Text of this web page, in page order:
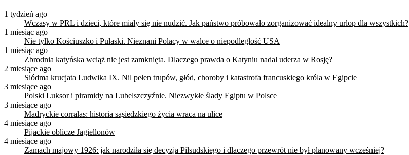
1 tydzień ago
Wczasy w PRL i dzieci, które miały się nie nudzić. Jak państwo próbowało zorganizować idealny urlop dla wszystkich?
1 miesiąc ago
Nie tylko Kościuszko i Pułaski. Nieznani Polacy w walce o niepodległość USA
1 miesiąc ago
Zbrodnia katyńska wciąż nie jest zamknięta. Dlaczego prawda o Katyniu nadal uderza w Rosję?
2 miesiące ago
Siódma krucjata Ludwika IX. Nil pełen trupów, głód, choroby i katastrofa francuskiego króla w Egipcie
3 miesiące ago
Polski Luksor i piramidy na Lubelszczyźnie. Niezwykłe ślady Egiptu w Polsce
3 miesiące ago
Madryckie corralas: historia sąsiedzkiego życia wraca na ulice
4 miesiące ago
Pijackie oblicze Jagiellonów
4 miesiące ago
Zamach majowy 1926: jak narodziła się decyzja Piłsudskiego i dlaczego przewrót nie był planowany wcześniej?